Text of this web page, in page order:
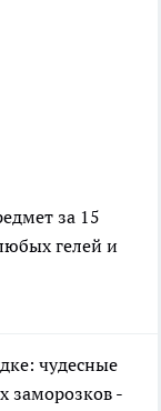
за 15
гелей и
чудесные
заморозков -